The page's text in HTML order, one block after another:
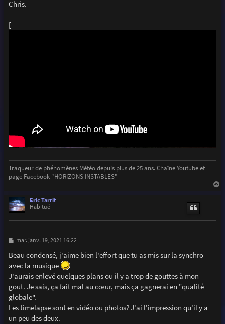
Chris.
[
Traqueur de phénomènes Météo depuis plus de 25 ans. Chaîne Youtube et
page Facebook "HORIZONS INSTABLES"
Eric Tarrit
Habitué
M
s
s
a
e
mar. janv. 19, 2021 16:22
Beau condensé, j'aime bien l'effort que tu as mis sur la synchro
avec la musique
J'aurais enlevé quelques plans ou il y a trop de gouttes à mon
gout. Je sais, ça fait mal au cœur, mais ça gagnerai en "qualité
globale".
Les timelapse sont en vidéo ou photos? J'ai l'impression qu'il y a
un peu des deux.